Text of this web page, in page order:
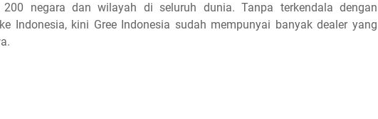
negara dan wilayah di seluruh dunia. Tanpa terkendala dengan
Indonesia, kini Gree Indonesia sudah mempunyai banyak dealer yang